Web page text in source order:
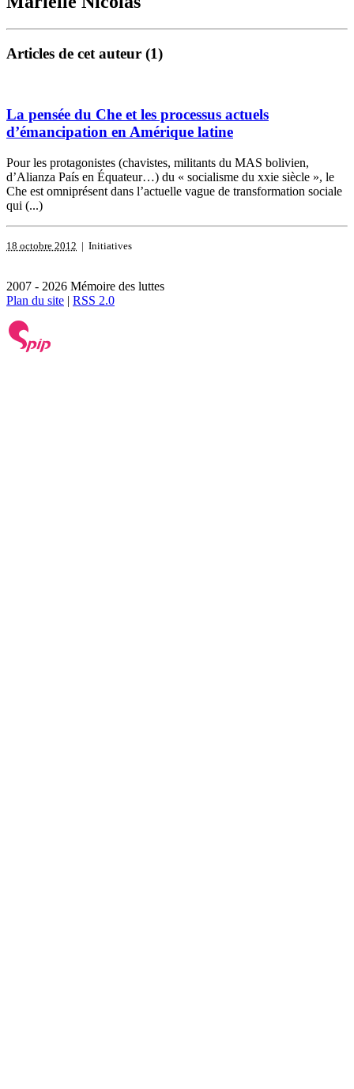
Articles de cet auteur (1)
La pensée du Che et les processus actuels
d’émancipation en Amérique latine
Pour les protagonistes (chavistes, militants du MAS bolivien,
d’Alianza País en Équateur…) du « socialisme du xxie siècle », le
Che est omniprésent dans l’actuelle vague de transformation sociale
qui (...)
18 octobre 2012 | Initiatives
2007 - 2026 Mémoire des luttes
Plan du site | RSS 2.0